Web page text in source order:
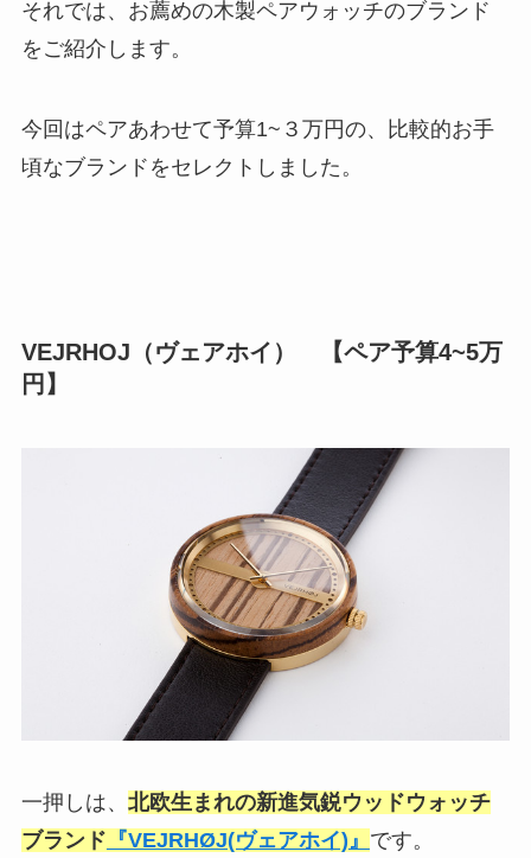
それでは、お薦めの木製ペアウォッチのブランド
をご紹介します。
今回はペアあわせて予算1~３万円の、比較的お手
頃なブランドをセレクトしました。
VEJRHOJ（ヴェアホイ） 【ペア予算4~5万
円】
一押しは、 北欧生まれの新進気鋭ウッドウォッチ
ブランド 『VEJRHØJ(ヴェアホイ) 』 です。